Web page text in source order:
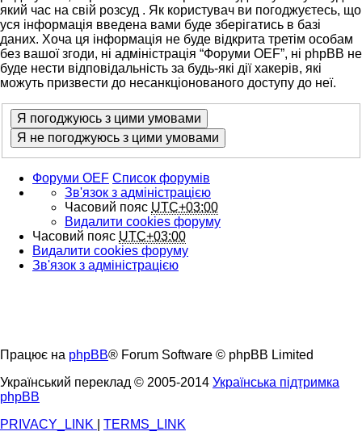
який час на свій розсуд . Як користувач ви погоджуєтесь, що
уся інформація введена вами буде зберігатись в базі
даних. Хоча ця інформація не буде відкрита третім особам
без вашої згоди, ні адміністрація “Форуми OEF”, ні phpBB не
буде нести відповідальність за будь-які дії хакерів, які
можуть призвести до несанкціонованого доступу до неї.
Форуми OEF Список форумів
Зв'язок з адміністрацією
Часовий пояс UTC+03:00
Видалити cookies форуму
Часовий пояс UTC+03:00
Видалити cookies форуму
Зв'язок з адміністрацією
Працює на phpBB® Forum Software © phpBB Limited
Український переклад © 2005-2014 Українська підтримка
phpBB
PRIVACY_LINK
TERMS_LINK